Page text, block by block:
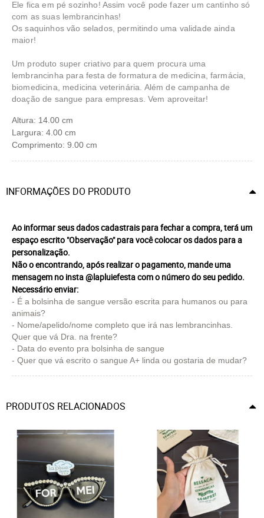
Ele fica em pé sozinho! Assim você pode fazer um cantinho só
com as suas lembrancinhas!
Os saquinhos vão selados, permitindo uma validade ainda
maior!
Um produto super criativo para quem procura uma
lembrancinha para festa de formatura de medicina, farmácia,
biomedicina, medicina veterinária. Além de campanha de
doação de sangue para empresas. Vem aproveitar!
Altura: 14.00 cm
Largura: 4.00 cm
Comprimento: 9.00 cm
INFORMAÇÕES DO PRODUTO
Ao informar seus dados cadastrais para fechar a compra, terá um
espaço escrito "Observação" para você colocar os dados para a
personalização.
Não o encontrando, após realizar o pagamento, mande uma
mensagem no insta @lapluiefesta com o número do seu pedido.
Necessário enviar:
- É a bolsinha de sangue versão escrita para humanos ou para
animais?
- Nome/apelido/nome completo que irá nas lembrancinhas.
Quer que vá Dra. na frente?
- Data do evento pra bolsinha de sangue
- Quer que vá escrito o sangue A+ linda ou gostaria de mudar?
PRODUTOS RELACIONADOS